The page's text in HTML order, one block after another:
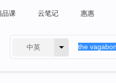
品课 云笔记 惠惠
中英